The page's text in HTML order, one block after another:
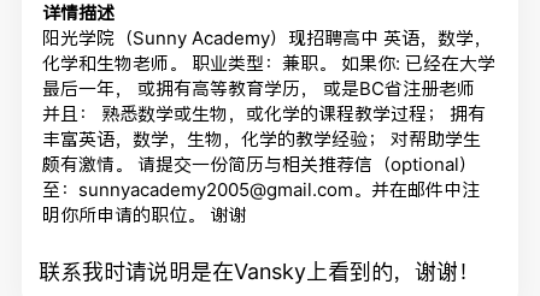
详情描述
阳光学院（Sunny Academy）现招聘高中 英语，数学，
化学和生物老师。 职业类型：兼职。 如果你: 已经在大学
最后一年， 或拥有高等教育学历， 或是BC省注册老师
并且： 熟悉数学或生物，或化学的课程教学过程； 拥有
丰富英语，数学，生物，化学的教学经验； 对帮助学生
颇有激情。 请提交一份简历与相关推荐信（optional）
至：sunnyacademy2005@gmail.com。并在邮件中注
明你所申请的职位。 谢谢
联系我时请说明是在Vansky上看到的，谢谢！